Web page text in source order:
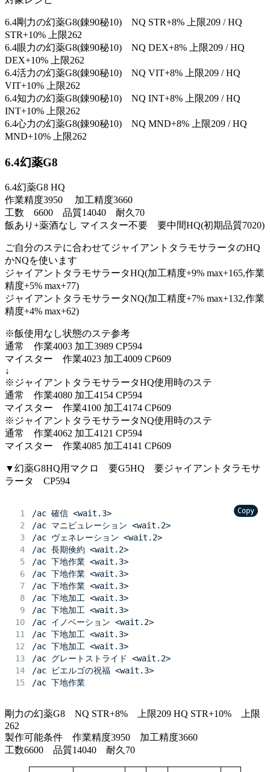
6.4剛力の幻薬G8(錬90秘10) NQ STR+8% 上限209 / HQ
STR+10% 上限262
6.4眼力の幻薬G8(錬90秘10) NQ DEX+8% 上限209 / HQ
DEX+10% 上限262
6.4活力の幻薬G8(錬90秘10) NQ VIT+8% 上限209 / HQ
VIT+10% 上限262
6.4知力の幻薬G8(錬90秘10) NQ INT+8% 上限209 / HQ
INT+10% 上限262
6.4心力の幻薬G8(錬90秘10) NQ MND+8% 上限209 / HQ
MND+10% 上限262
6.4幻薬G8
6.4幻薬G8 HQ
作業精度3950 加工精度3660
工数 6600 品質14040 耐久70
飯あり+薬酒なし マイスター不要 要中間HQ(初期品質7020)
ご自分のステに合わせてジャイアントタラモサラータのHQ
かNQを使います
ジャイアントタラモサラータHQ(加工精度+9% max+165,作業
精度+5% max+77)
ジャイアントタラモサラータNQ(加工精度+7% max+132,作業
精度+4% max+62)
※飯使用なし状態のステ参考
通常 作業4003 加工3989 CP594
マイスター 作業4023 加工4009 CP609
↓
※ジャイアントタラモサラータHQ使用時のステ
通常 作業4080 加工4154 CP594
マイスター 作業4100 加工4174 CP609
※ジャイアントタラモサラータNQ使用時のステ
通常 作業4062 加工4121 CP594
マイスター 作業4085 加工4141 CP609
▼幻薬G8HQ用マクロ 要G5HQ 要ジャイアントタラモサ
ラータ CP594
Copy
/ac 確信 <wait.3>
/ac マニピュレーション <wait.2>
/ac ヴェネレーション <wait.2>
/ac 長期倹約 <wait.2>
/ac 下地作業 <wait.3>
/ac 下地作業 <wait.3>
/ac 下地作業 <wait.3>
/ac 下地加工 <wait.3>
/ac 下地加工 <wait.3>
/ac イノベーション <wait.2>
/ac 下地加工 <wait.3>
/ac 下地加工 <wait.3>
/ac グレートストライド <wait.2>
/ac ビエルゴの祝福 <wait.3>
/ac 下地作業
剛力の幻薬G8 NQ STR+8% 上限209 HQ STR+10% 上限
262
製作可能条件 作業精度3950 加工精度3660
工数6600 品質14040 耐久70